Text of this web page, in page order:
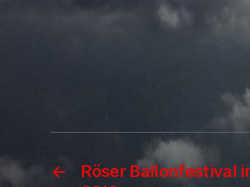
←
Röser Ballonfestival